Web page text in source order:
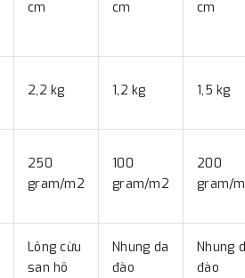
cm
cm
cm
2,2 kg 1,2 kg 1,5 kg
250
gram/m2
100
gram/m2
200
gram/
Lông cừu
san hô
Nhung da
đào
Nhung
đào